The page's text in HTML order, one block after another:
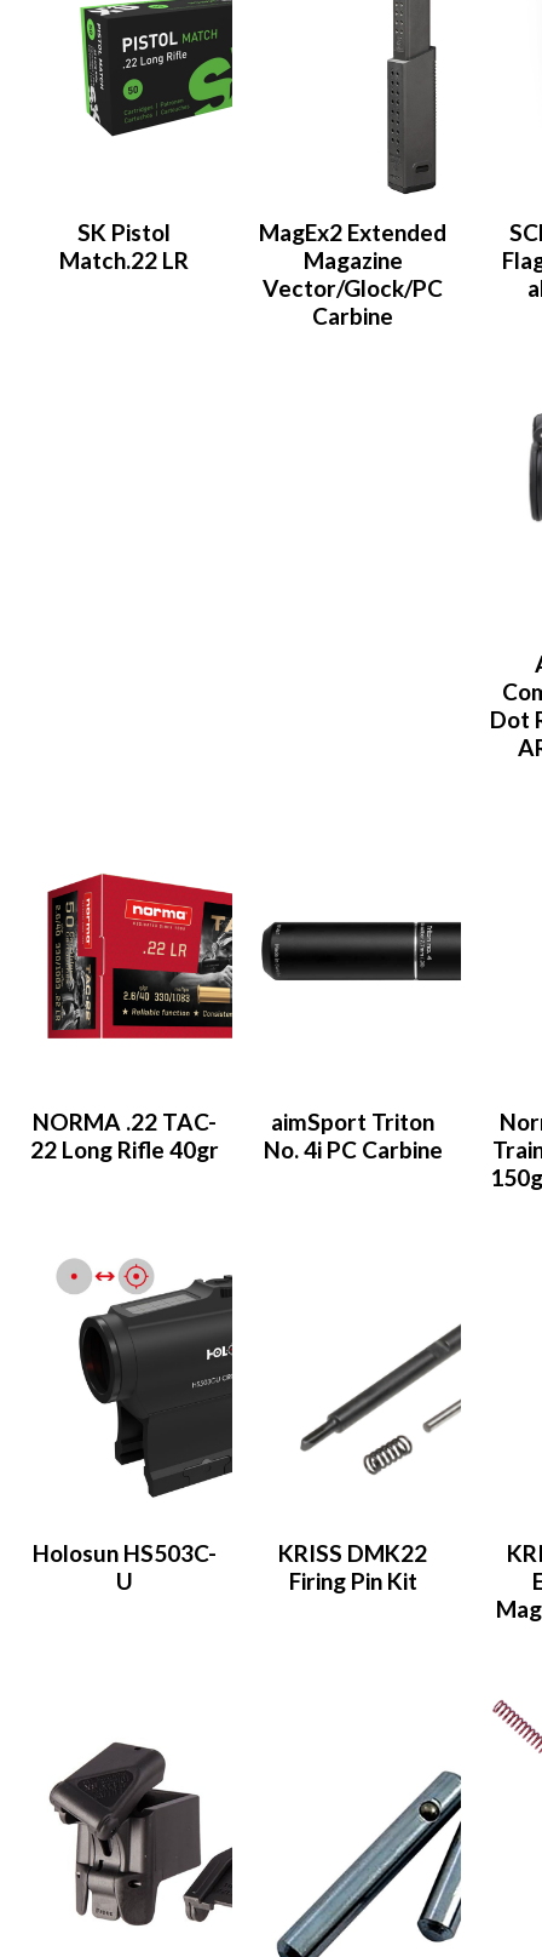
SK Pistol
Match.22 LR
MagEx2 Extended
Magazine
Vector/Glock/PC
Carbine
Dot
NORMA .22 TAC-
22 Long Rifle 40gr
aimSport Triton
No. 4i PC Carbine
Holosun HS503C-
U
KRISS DMK22
Firing Pin Kit